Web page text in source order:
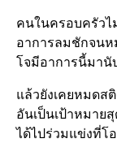
คนในครอบครัว​ไ
อาการลมชักจนห
โจมีอาการนี้มานั
แล้วยังเคยหมดส
อันเป็นเป้าหมาย
ได้ไปร่วมแข่งที่โ